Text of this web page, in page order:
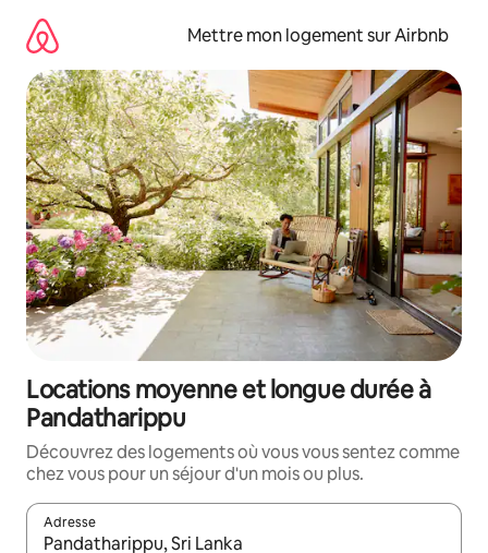
directement
contenu
Mettre mon logement sur Airbnb
Locations moyenne et longue durée à
Pandatharippu
Découvrez des logements où vous vous sentez comme
chez vous pour un séjour d'un mois ou plus.
Adresse
Lorsque les résultats s'affichent, utilisez les flèches vers le